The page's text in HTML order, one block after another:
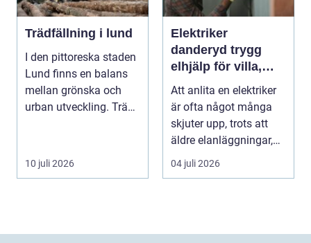
Trädfällning i lund
I den pittoreska staden
Lund finns en balans
mellan grönska och
urban utveckling. Träd
10 juli 2026
Elektriker
danderyd trygg
elhjälp för villa,
lägenhet och
företag
Att anlita en elektriker
är ofta något många
skjuter upp, trots att
äldre elanläggningar,
provisoris...
04 juli 2026